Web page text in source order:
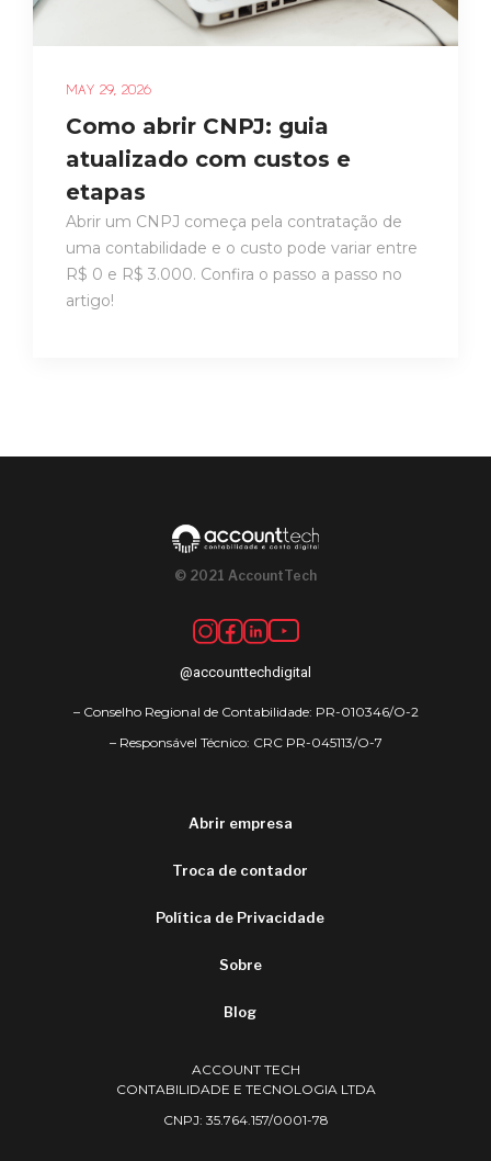
MAY 29, 2026
Como abrir CNPJ: guia
atualizado com custos e
etapas
Abrir um CNPJ começa pela contratação de
uma contabilidade e o custo pode variar entre
R$ 0 e R$ 3.000. Confira o passo a passo no
artigo!
© 2021 AccountTech
@accounttechdigital
– Conselho Regional de Contabilidade: PR-010346/O-2
– Responsável Técnico: CRC PR-045113/O-7
Abrir empresa
Troca de contador
Política de Privacidade
Sobre
Blog
ACCOUNT TECH
CONTABILIDADE E TECNOLOGIA LTDA
CNPJ: 35.764.157/0001-78